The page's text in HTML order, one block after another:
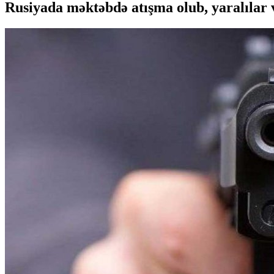
Rusiyada məktəbdə atışma olub, yaralılar